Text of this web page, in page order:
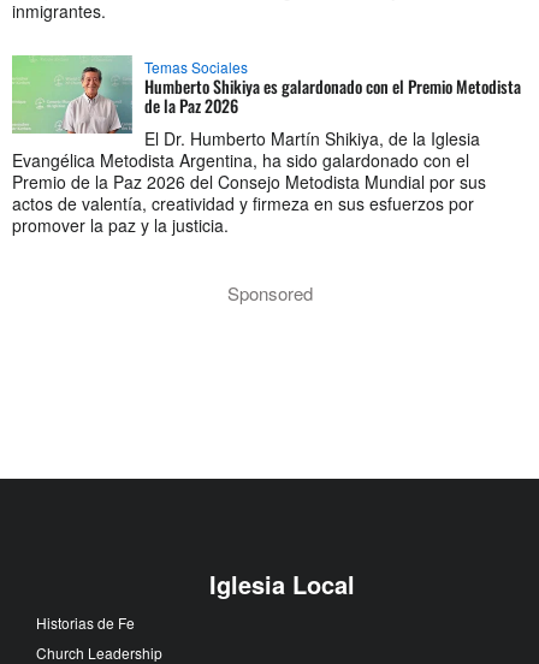
inmigrantes.
Temas Sociales
Humberto Shikiya es galardonado con el Premio Metodista
de la Paz 2026
El Dr. Humberto Martín Shikiya, de la Iglesia
Evangélica Metodista Argentina, ha sido galardonado con el
Premio de la Paz 2026 del Consejo Metodista Mundial por sus
actos de valentía, creatividad y firmeza en sus esfuerzos por
promover la paz y la justicia.
Sponsored
Iglesia Local
Historias de Fe
Church Leadership